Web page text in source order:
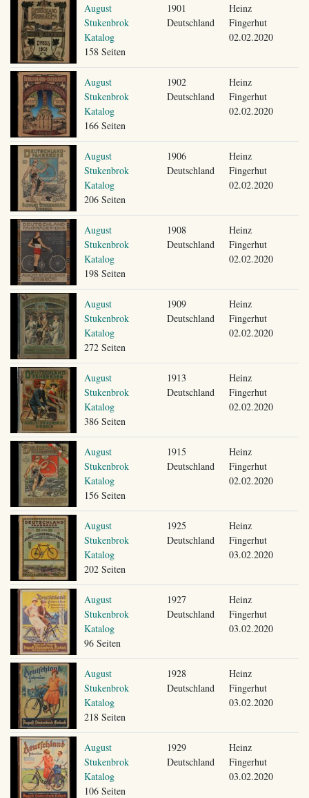
August
Stukenbrok
Katalog
158 Seiten
1901
Deutschland
Heinz
Fingerhut
02.02.2020
August
Stukenbrok
Katalog
166 Seiten
1902
Deutschland
Heinz
Fingerhut
02.02.2020
August
Stukenbrok
Katalog
206 Seiten
1906
Deutschland
Heinz
Fingerhut
02.02.2020
August
Stukenbrok
Katalog
198 Seiten
1908
Deutschland
Heinz
Fingerhut
02.02.2020
August
Stukenbrok
Katalog
272 Seiten
1909
Deutschland
Heinz
Fingerhut
02.02.2020
August
Stukenbrok
Katalog
386 Seiten
1913
Deutschland
Heinz
Fingerhut
02.02.2020
August
Stukenbrok
Katalog
156 Seiten
1915
Deutschland
Heinz
Fingerhut
02.02.2020
August
Stukenbrok
Katalog
202 Seiten
1925
Deutschland
Heinz
Fingerhut
03.02.2020
August
Stukenbrok
Katalog
96 Seiten
1927
Deutschland
Heinz
Fingerhut
03.02.2020
August
Stukenbrok
Katalog
218 Seiten
1928
Deutschland
Heinz
Fingerhut
03.02.2020
August
Stukenbrok
Katalog
106 Seiten
1929
Deutschland
Heinz
Fingerhut
03.02.2020